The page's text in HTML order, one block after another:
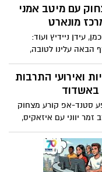
באשדוד עם מופע
עם מיטב אמני
מונארט
עידן ניידיץ ועוד:
הבאה עלינו לטובה,
פוצח בסדרת מופעי
עם מיטב
– מה בתפריט?
ואירועי התרבות
באשדוד
סטנד-אפ קורע מצחוק
זמר יווני עם איזאקיס,
במשכן לאמנויות הבמה,
במחיר שווה לכל נפש
שמחכה לכם בשבוע הקרוב